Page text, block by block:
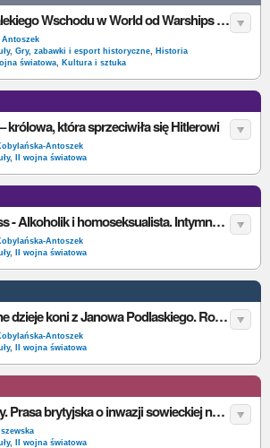
Okręty z Dalekiego Wschodu w World od Warships – ROCS Chengan
, Gry, zabawki i esport historyczne, Historia
światowa, Kultura i sztuka
królowa, która sprzeciwiła się Hitlerowi
Antoszek
, II wojna światowa
Guy Burgess - Alkoholik i homoseksualista. Intymne życie Anglika, który zdradził swój kraj
Antoszek
, II wojna światowa
Pogmatwane dzieje koni z Janowa Podlaskiego. Rosjanie zniszczyli, Niemcy odbudowali
Antoszek
, II wojna światowa
Cios w plecy. Prasa brytyjska o inwazji sowieckiej na Polskę
, II wojna światowa